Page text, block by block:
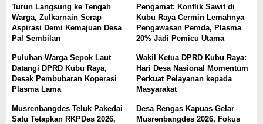
Turun Langsung ke Tengah
Warga, Zulkarnain Serap
Aspirasi Demi Kemajuan Desa
Pal Sembilan
Pengamat: Konflik Sawit di
Kubu Raya Cermin Lemahnya
Pengawasan Pemda, Plasma
20% Jadi Pemicu Utama
Puluhan Warga Sepok Laut
Datangi DPRD Kubu Raya,
Desak Pembubaran Koperasi
Plasma Lama
Wakil Ketua DPRD Kubu Raya:
Hari Desa Nasional Momentum
Perkuat Pelayanan kepada
Masyarakat
Musrenbangdes Teluk Pakedai
Satu Tetapkan RKPDes 2026,
Desa Rengas Kapuas Gelar
Musrenbangdes 2026, Fokus